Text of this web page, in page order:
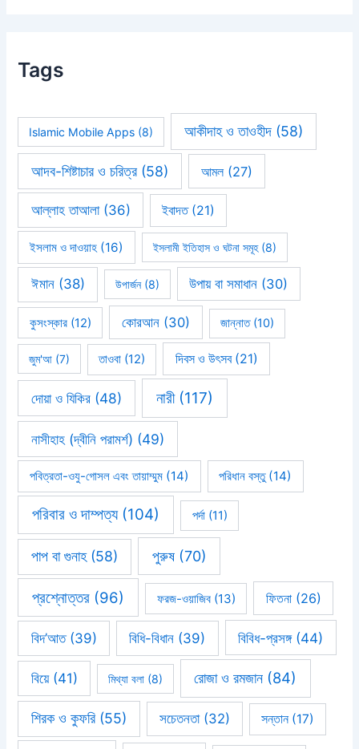
Tags
Islamic Mobile Apps (8) আকীদাহ ও তাওহীদ(58)
আদব-শিষ্টাচার ও চরিত্র(58) আমল(27)
আল্লাহ তাআলা(36) ইবাদত(21)
ইসলাম ও দাওয়াহ (16) ইসলামী ইতিহাস ও ঘটনা সমূহ(8)
ঈমান(38) উপার্জন(8) উপায় বা সমাধান (30)
কুসংস্কার(12) কোরআন (30) জান্নাত(10)
জুম'আ (7) তাওবা (12) দিবস ও উৎসব(21)
দোয়া ও যিকির (48) নারী(117)
নাসীহাহ (দ্বীনি পরামর্শ) (49)
পবিত্রতা-ওযু-গোসল এবং তায়াম্মুম (14) পরিধান বস্তু(14)
পরিবার ও দাম্পত্য(104) পর্দা(11)
পাপ বা গুনাহ(58) পুরুষ(70)
প্রশ্নোত্তর (96) ফরজ-ওয়াজিব(13) ফিতনা(26)
বিদ’আত(39) বিধি-বিধান (39) বিবিধ-প্রসঙ্গ(44)
বিয়ে(41) মিথ্যা বলা(8) রোজা ও রমজান (84)
শিরক ও কুফরি(55) সচেতনতা(32) সন্তান(17)